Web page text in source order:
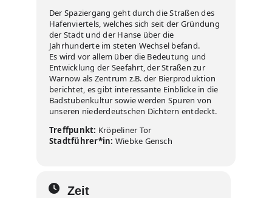
Der Spaziergang geht durch die Straßen des
Hafenviertels, welches sich seit der Gründung
der Stadt und der Hanse über die
Jahrhunderte im steten Wechsel befand.
Es wird vor allem über die Bedeutung und
Entwicklung der Seefahrt, der Straßen zur
Warnow als Zentrum z.B. der Bierproduktion
berichtet, es gibt interessante Einblicke in die
Badstubenkultur sowie werden Spuren von
unseren niederdeutschen Dichtern entdeckt.
Treffpunkt: Kröpeliner Tor
Stadtführer*in: Wiebke Gensch
Zeit